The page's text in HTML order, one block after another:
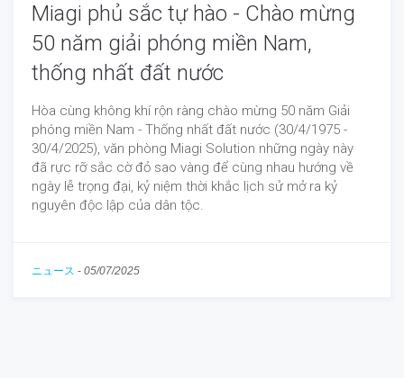
Miagi phủ sắc tự hào - Chào mừng
50 năm giải phóng miền Nam,
thống nhất đất nước
Hòa cùng không khí rộn ràng chào mừng 50 năm Giải
phóng miền Nam - Thống nhất đất nước (30/4/1975 -
30/4/2025), văn phòng Miagi Solution những ngày này
đã rực rỡ sắc cờ đỏ sao vàng để cùng nhau hướng về
ngày lễ trọng đại, kỷ niệm thời khắc lịch sử mở ra kỷ
nguyên độc lập của dân tộc.
ニュース - 05/07/2025